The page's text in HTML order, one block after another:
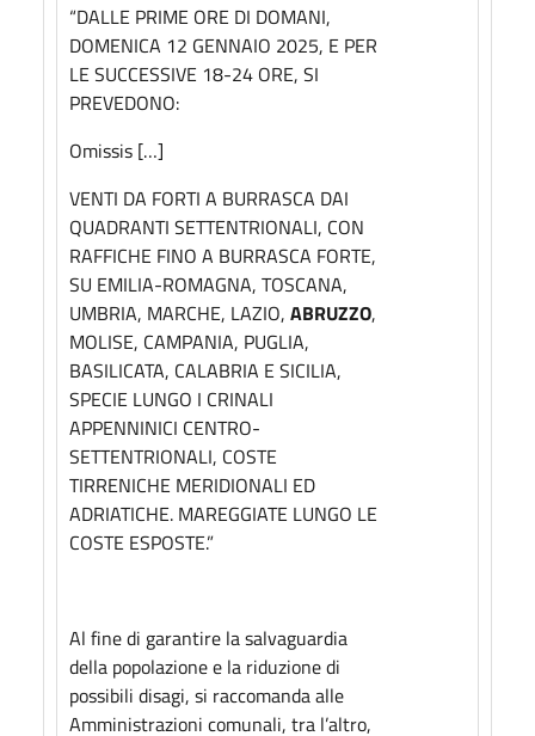
“DALLE PRIME ORE DI DOMANI,
DOMENICA 12 GENNAIO 2025, E PER
LE SUCCESSIVE 18-24 ORE, SI
PREVEDONO:
Omissis […]
VENTI DA FORTI A BURRASCA DAI
QUADRANTI SETTENTRIONALI, CON
RAFFICHE FINO A BURRASCA FORTE,
SU EMILIA-ROMAGNA, TOSCANA,
UMBRIA, MARCHE, LAZIO, ABRUZZO,
MOLISE, CAMPANIA, PUGLIA,
BASILICATA, CALABRIA E SICILIA,
SPECIE LUNGO I CRINALI
APPENNINICI CENTRO-
SETTENTRIONALI, COSTE
TIRRENICHE MERIDIONALI ED
ADRIATICHE. MAREGGIATE LUNGO LE
COSTE ESPOSTE.”
Al fine di garantire la salvaguardia
della popolazione e la riduzione di
possibili disagi, si raccomanda alle
Amministrazioni comunali, tra l’altro,